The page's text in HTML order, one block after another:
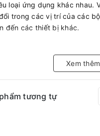
loại ứng dụng khác nhau.
trong các vị trí của các
đến các thiết bị khác.
cho các ứng dụng công
Xem thêm
tương tự